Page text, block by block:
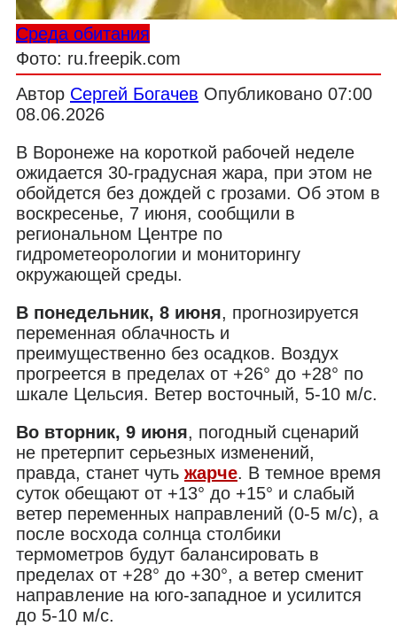
Среда обитания
Фото: ru.freepik.com
Автор Сергей Богачев Опубликовано 07:00
08.06.2026
В Воронеже на короткой рабочей неделе
ожидается 30-градусная жара, при этом не
обойдется без дождей с грозами. Об этом в
воскресенье, 7 июня, сообщили в
региональном Центре по
гидрометеорологии и мониторингу
окружающей среды.
В понедельник, 8 июня, прогнозируется
переменная облачность и
преимущественно без осадков. Воздух
прогреется в пределах от +26° до +28° по
шкале Цельсия. Ветер восточный, 5-10 м/с.
Во вторник, 9 июня, погодный сценарий
не претерпит серьезных изменений,
правда, станет чуть жарче. В темное время
суток обещают от +13° до +15° и слабый
ветер переменных направлений (0-5 м/с), а
после восхода солнца столбики
термометров будут балансировать в
пределах от +28° до +30°, а ветер сменит
направление на юго-западное и усилится
до 5-10 м/с.